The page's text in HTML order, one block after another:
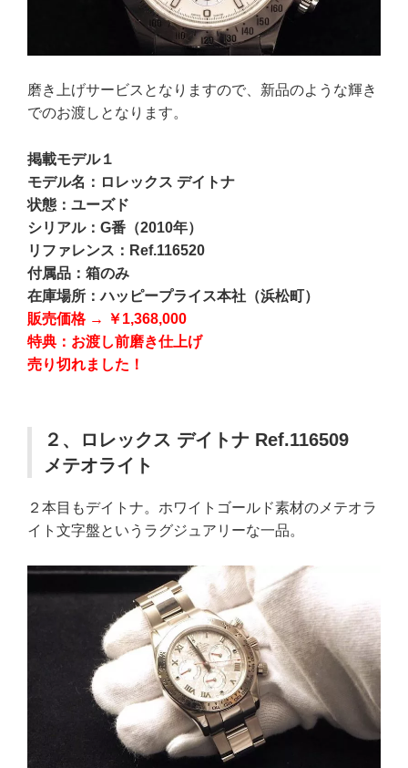
磨き上げサービスとなりますので、新品のような輝き
でのお渡しとなります。
掲載モデル１
モデル名：ロレックス デイトナ
状態：ユーズド
シリアル：G番（2010年）
リファレンス：Ref.116520
付属品：箱のみ
在庫場所：ハッピープライス本社（浜松町）
販売価格 → ￥1,368,000
特典：お渡し前磨き仕上げ
売り切れました！
２、ロレックス デイトナ Ref.116509
メテオライト
２本目もデイトナ。ホワイトゴールド素材のメテオラ
イト文字盤というラグジュアリーな一品。